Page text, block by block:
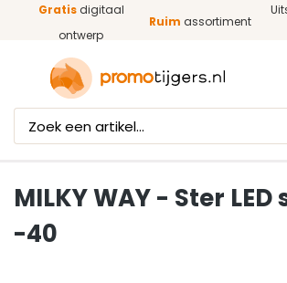
Ga naar de hoofdinhoud
Gratisdigitaal
ontwerp
Ruim assortiment
MILKY WAY - Ster LED
-40